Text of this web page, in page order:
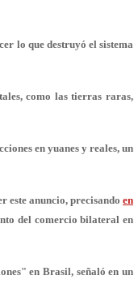
lo que destruyó el sistema
como las tierras raras,
en yuanes y reales, un
este anuncio, precisando en
del comercio bilateral en
en Brasil, señaló en un